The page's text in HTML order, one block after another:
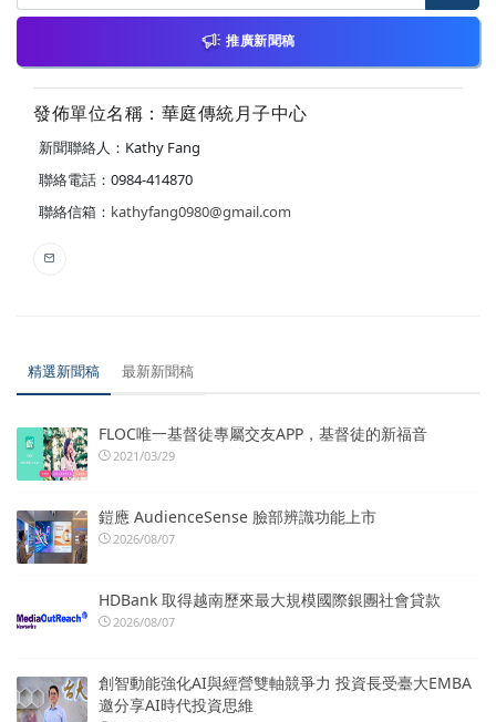
推廣新聞稿
發佈單位名稱：華庭傳統月子中心
新聞聯絡人：Kathy Fang
聯絡電話：0984-414870
聯絡信箱： kathyfang0980@gmail.com
精選新聞稿 最新新聞稿
FLOC唯一基督徒專屬交友APP，基督徒的新福音
2021/03/29
鎧應 AudienceSense 臉部辨識功能上市
2026/08/07
HDBank 取得越南歷來最大規模國際銀團社會貸款
2026/08/07
創智動能強化AI與經營雙軸競爭力 投資長受臺大EMBA
邀分享AI時代投資思維